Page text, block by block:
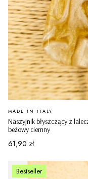
Naszyjnik błyszczący z
beżowy ciemny
PRODUCENT
MADE IN ITALY
Cena
61,90 zł
Bestseller